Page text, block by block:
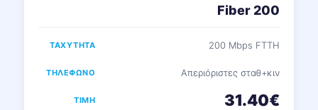
Fiber 200
200 Mbps FTTH
Απεριόριστες σταθ+κιν
31.40€